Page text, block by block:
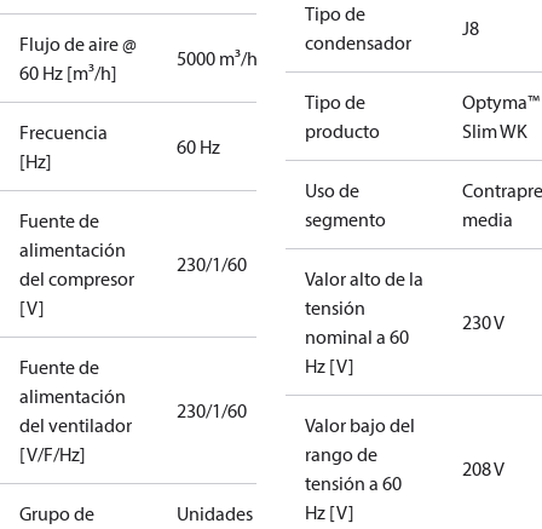
Flujo de aire @
60 Hz [m³/h]
5000 m³/h
Frecuencia
[Hz]
60 Hz
Fuente de
alimentación
del compresor
[V]
230/1/60
Fuente de
alimentación
del ventilador
[V/F/Hz]
230/1/60
Grupo de
Unidades
Tipo de
condensador
J8
Tipo de
producto
Optyma™
Slim WK
Uso de
segmento
media
Valor alto de la
tensión
nominal a 60
Hz [V]
230 V
Valor bajo del
rango de
tensión a 60
Hz [V]
208 V